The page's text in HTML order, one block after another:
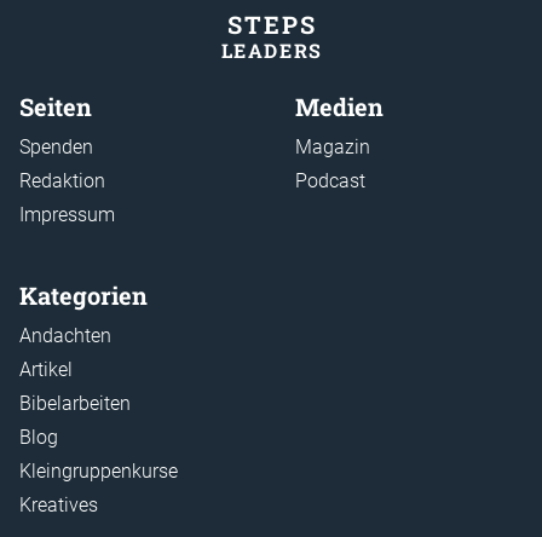
STEPS
LEADERS
Seiten
Spenden
Redaktion
Impressum
Medien
Magazin
Podcast
Kategorien
Andachten
Artikel
Bibelarbeiten
Blog
Kleingruppenkurse
Kreatives